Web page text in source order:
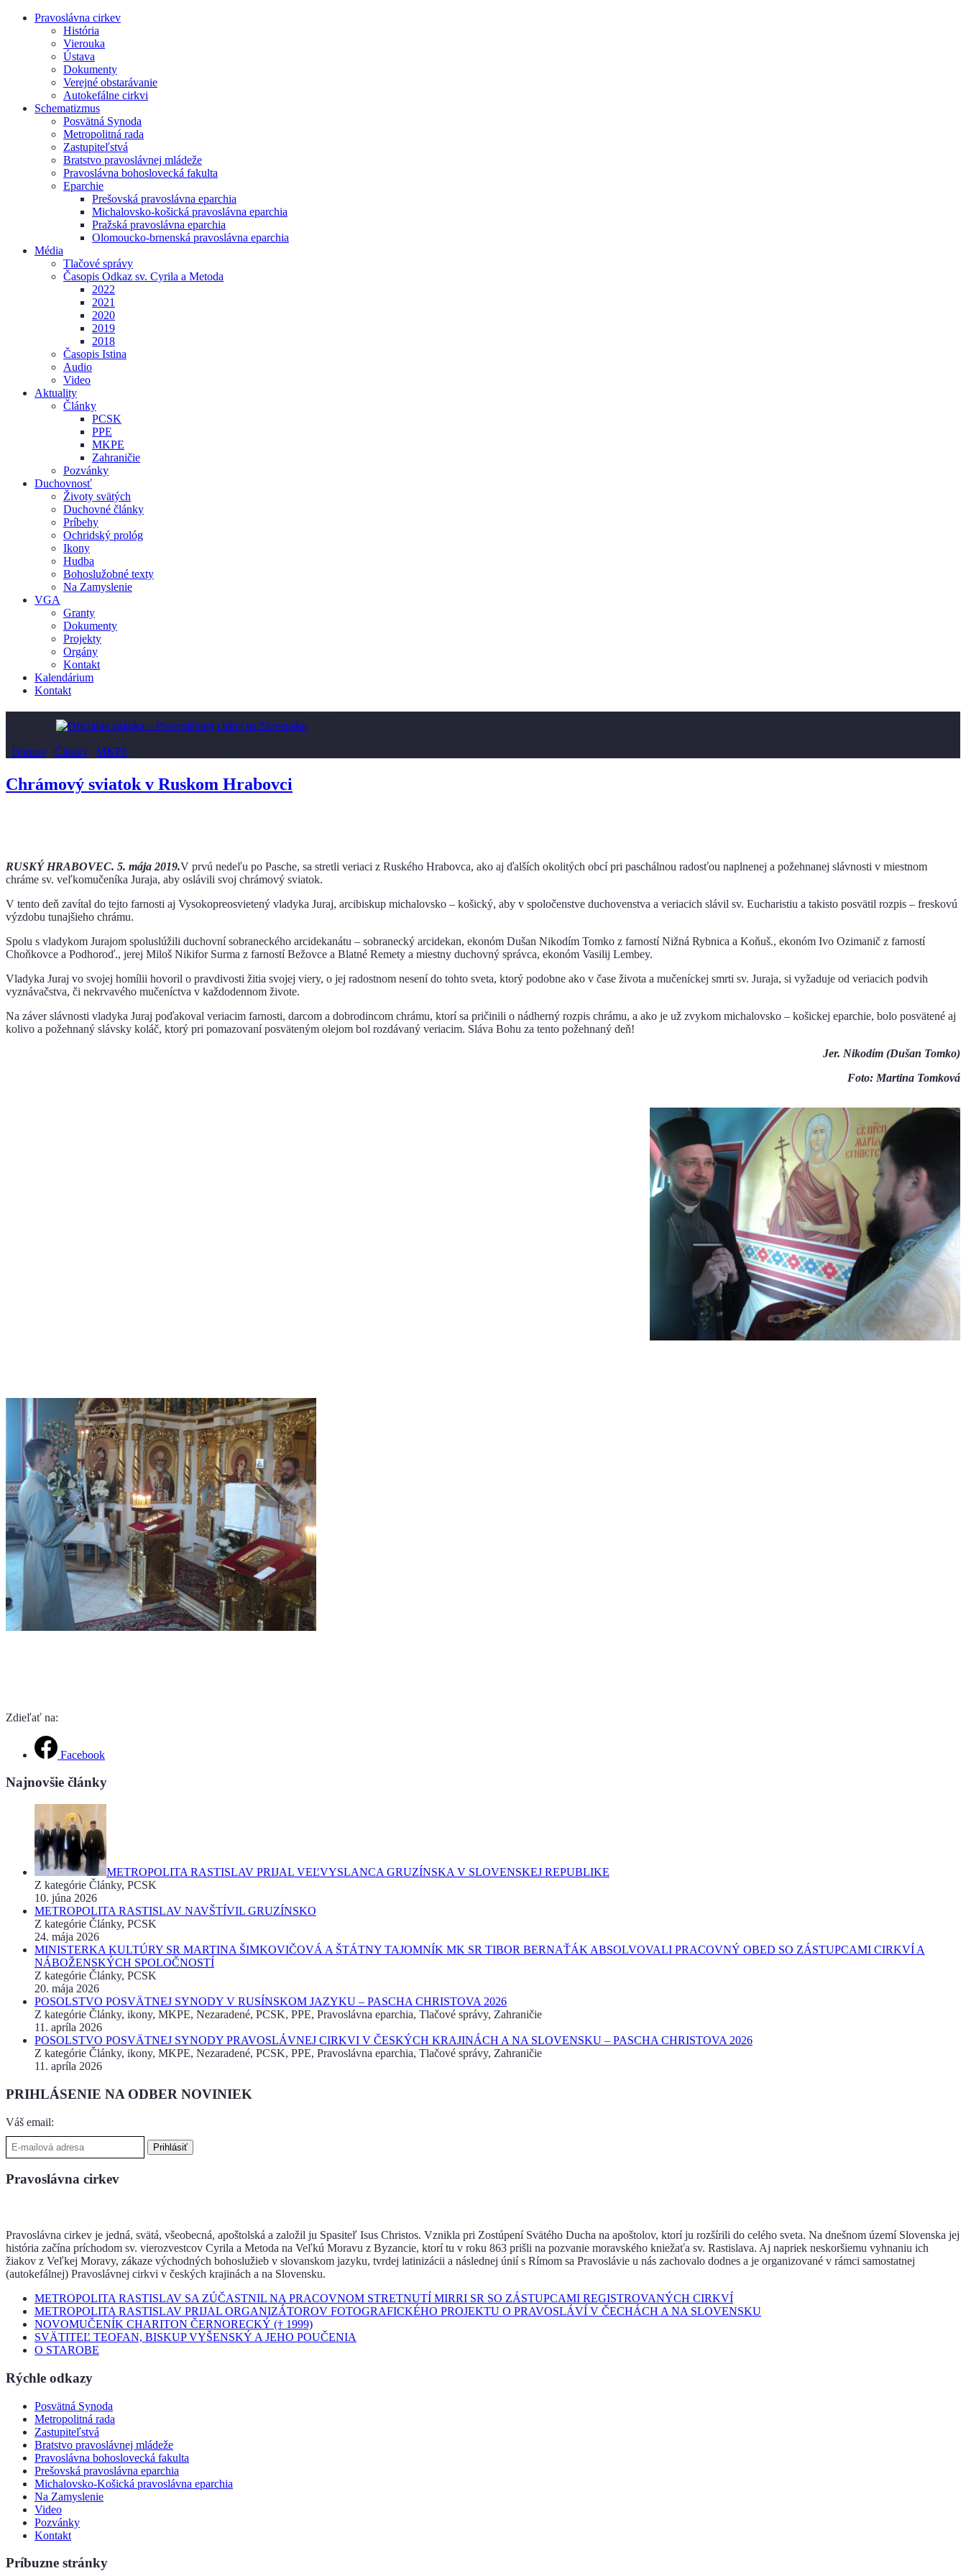
Pravoslávna cirkev
História
Vierouka
Ústava
Dokumenty
Verejné obstarávanie
Autokefálne cirkvi
Schematizmus
Posvätná Synoda
Metropolitná rada
Zastupiteľstvá
Bratstvo pravoslávnej mládeže
Pravoslávna bohoslovecká fakulta
Eparchie
Prešovská pravoslávna eparchia
Michalovsko-košická pravoslávna eparchia
Pražská pravoslávna eparchia
Olomoucko-brnenská pravoslávna eparchia
Média
Tlačové správy
Časopis Odkaz sv. Cyrila a Metoda
2022
2021
2020
2019
2018
Časopis Istina
Audio
Video
Aktuality
Články
PCSK
PPE
MKPE
Zahraničie
Pozvánky
Duchovnosť
Životy svätých
Duchovné články
Príbehy
Ochridský prológ
Ikony
Hudba
Bohoslužobné texty
Na Zamyslenie
VGA
Granty
Dokumenty
Projekty
Orgány
Kontakt
Kalendárium
Kontakt
Domov Články MKPE
Chrámový sviatok v Ruskom Hrabovci
RUSKÝ HRABOVEC. 5. mája 2019.V prvú nedeľu po Pasche, sa stretli veriaci z Ruského Hrabovca, ako aj ďalších okolitých obcí pri paschálnou radosťou naplnenej a požehnanej slávnosti v miestnom
chráme sv. veľkomučeníka Juraja, aby oslávili svoj chrámový sviatok.
V tento deň zavítal do tejto farnosti aj Vysokopreosvietený vladyka Juraj, arcibiskup michalovsko – košický, aby v spoločenstve duchovenstva a veriacich slávil sv. Eucharistiu a takisto posvätil rozpis – freskovú
výzdobu tunajšieho chrámu.
Spolu s vladykom Jurajom spoluslúžili duchovní sobraneckého arcidekanátu – sobranecký arcidekan, ekonóm Dušan Nikodím Tomko z farností Nižná Rybnica a Koňuš., ekonóm Ivo Ozimanič z farností
Choňkovce a Podhoroď., jerej Miloš Nikifor Surma z farností Bežovce a Blatné Remety a miestny duchovný správca, ekonóm Vasilij Lembey.
Vladyka Juraj vo svojej homílii hovoril o pravdivosti žitia svojej viery, o jej radostnom nesení do tohto sveta, ktorý podobne ako v čase života a mučeníckej smrti sv. Juraja, si vyžaduje od veriacich podvih
vyznávačstva, či nekrvavého mučeníctva v každodennom živote.
Na záver slávnosti vladyka Juraj poďakoval veriacim farnosti, darcom a dobrodincom chrámu, ktorí sa pričinili o nádherný rozpis chrámu, a ako je už zvykom michalovsko – košickej eparchie, bolo posvätené aj
kolivo a požehnaný slávsky koláč, ktorý pri pomazovaní posväteným olejom bol rozdávaný veriacim. Sláva Bohu za tento požehnaný deň!
Jer. Nikodím (Dušan Tomko)
Foto: Martina Tomková
Zdieľať na:
Facebook
Najnovšie články
METROPOLITA RASTISLAV PRIJAL VEĽVYSLANCA GRUZÍNSKA V SLOVENSKEJ REPUBLIKE
Z kategórie Články, PCSK
10. júna 2026
METROPOLITA RASTISLAV NAVŠTÍVIL GRUZÍNSKO
Z kategórie Články, PCSK
24. mája 2026
MINISTERKA KULTÚRY SR MARTINA ŠIMKOVIČOVÁ A ŠTÁTNY TAJOMNÍK MK SR TIBOR BERNAŤÁK ABSOLVOVALI PRACOVNÝ OBED SO ZÁSTUPCAMI CIRKVÍ A
NÁBOŽENSKÝCH SPOLOČNOSTÍ
Z kategórie Články, PCSK
20. mája 2026
POSOLSTVO POSVÄTNEJ SYNODY V RUSÍNSKOM JAZYKU – PASCHA CHRISTOVA 2026
Z kategórie Články, ikony, MKPE, Nezaradené, PCSK, PPE, Pravoslávna eparchia, Tlačové správy, Zahraničie
11. apríla 2026
POSOLSTVO POSVÄTNEJ SYNODY PRAVOSLÁVNEJ CIRKVI V ČESKÝCH KRAJINÁCH A NA SLOVENSKU – PASCHA CHRISTOVA 2026
Z kategórie Články, ikony, MKPE, Nezaradené, PCSK, PPE, Pravoslávna eparchia, Tlačové správy, Zahraničie
11. apríla 2026
PRIHLÁSENIE NA ODBER NOVINIEK
Váš email:
Pravoslávna cirkev
Pravoslávna cirkev je jedná, svätá, všeobecná, apoštolská a založil ju Spasiteľ Isus Christos. Vznikla pri Zostúpení Svätého Ducha na apoštolov, ktorí ju rozšírili do celého sveta. Na dnešnom území Slovenska jej
história začína príchodom sv. vierozvestcov Cyrila a Metoda na Veľkú Moravu z Byzancie, ktorí tu v roku 863 prišli na pozvanie moravského kniežaťa sv. Rastislava. Aj napriek neskoršiemu vyhnaniu ich
žiakov z Veľkej Moravy, zákaze východných bohoslužieb v slovanskom jazyku, tvrdej latinizácii a následnej únií s Rímom sa Pravoslávie u nás zachovalo dodnes a je organizované v rámci samostatnej
(autokefálnej) Pravoslávnej cirkvi v českých krajinách a na Slovensku.
METROPOLITA RASTISLAV SA ZÚČASTNIL NA PRACOVNOM STRETNUTÍ MIRRI SR SO ZÁSTUPCAMI REGISTROVANÝCH CIRKVÍ
METROPOLITA RASTISLAV PRIJAL ORGANIZÁTOROV FOTOGRAFICKÉHO PROJEKTU O PRAVOSLÁVÍ V ČECHÁCH A NA SLOVENSKU
NOVOMUČENÍK CHARITON ČERNORECKÝ († 1999)
SVÄTITEĽ TEOFAN, BISKUP VYŠENSKÝ A JEHO POUČENIA
O STAROBE
Rýchle odkazy
Posvätná Synoda
Metropolitná rada
Zastupiteľstvá
Bratstvo pravoslávnej mládeže
Pravoslávna bohoslovecká fakulta
Prešovská pravoslávna eparchia
Michalovsko-Košická pravoslávna eparchia
Na Zamyslenie
Video
Pozvánky
Kontakt
Príbuzne stránky